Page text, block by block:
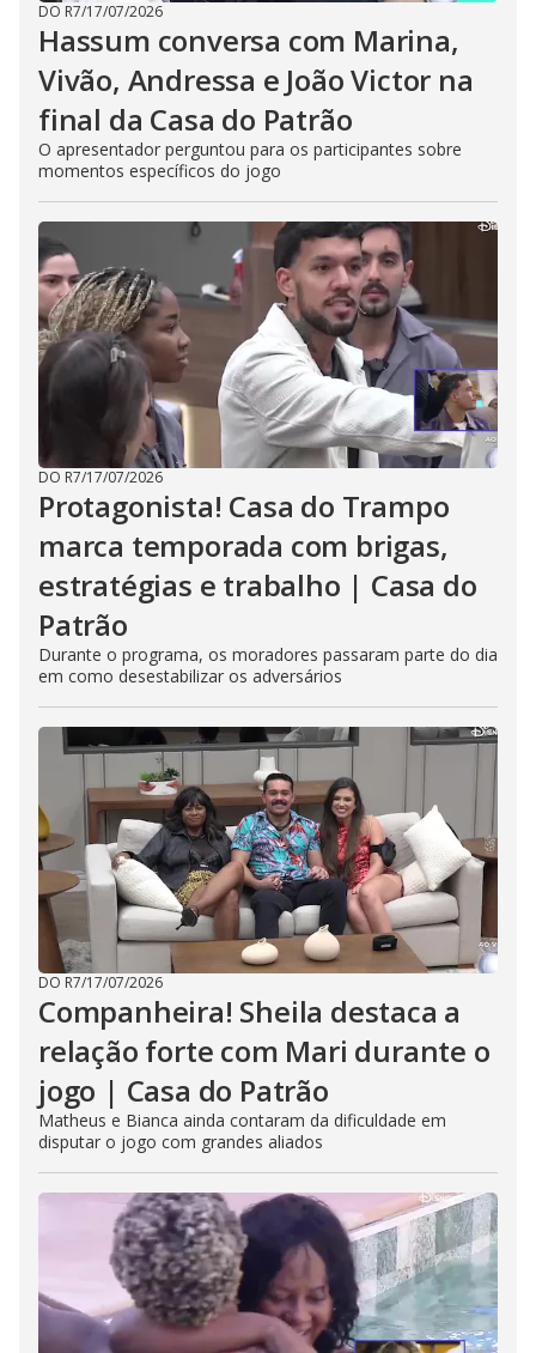
DO R7/17/07/2026
Hassum conversa com Marina,
Vivão, Andressa e João Victor na
final da Casa do Patrão
O apresentador perguntou para os participantes sobre
momentos específicos do jogo
DO R7/17/07/2026
Protagonista! Casa do Trampo
marca temporada com brigas,
estratégias e trabalho | Casa do
Patrão
Durante o programa, os moradores passaram parte do dia
em como desestabilizar os adversários
DO R7/17/07/2026
Companheira! Sheila destaca a
relação forte com Mari durante o
jogo | Casa do Patrão
Matheus e Bianca ainda contaram da dificuldade em
disputar o jogo com grandes aliados